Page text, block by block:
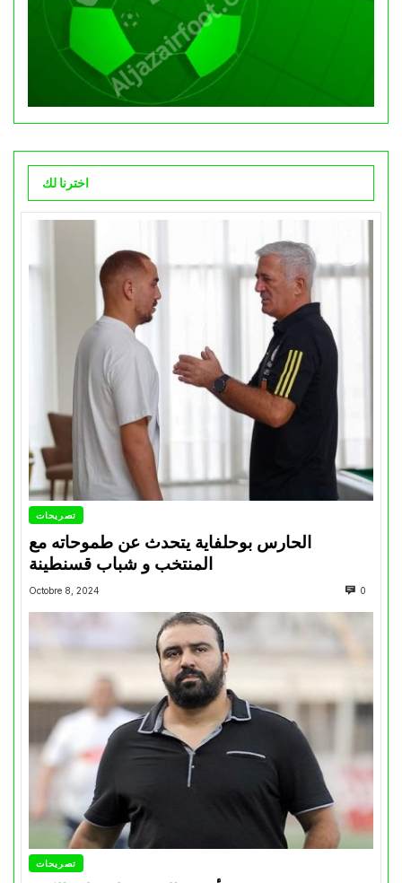
اخترنا لك
تصريحات
الحارس بوحلفاية يتحدث عن طموحاته مع
المنتخب و شباب قسنطينة
Octobre 8, 2024 0
تصريحات